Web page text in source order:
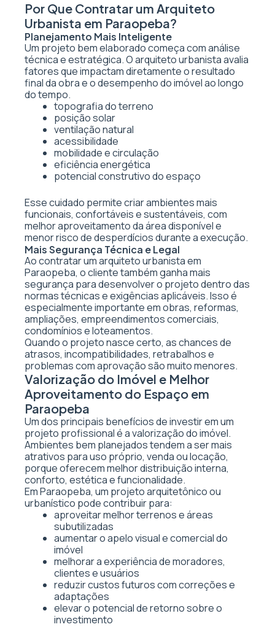
Por Que Contratar um Arquiteto
Urbanista em Paraopeba?
Planejamento Mais Inteligente
Um projeto bem elaborado começa com análise
técnica e estratégica. O arquiteto urbanista avalia
fatores que impactam diretamente o resultado
final da obra e o desempenho do imóvel ao longo
do tempo.
topografia do terreno
posição solar
ventilação natural
acessibilidade
mobilidade e circulação
eficiência energética
potencial construtivo do espaço
Esse cuidado permite criar ambientes mais
funcionais, confortáveis e sustentáveis, com
melhor aproveitamento da área disponível e
menor risco de desperdícios durante a execução.
Mais Segurança Técnica e Legal
Ao contratar um arquiteto urbanista em
Paraopeba, o cliente também ganha mais
segurança para desenvolver o projeto dentro das
normas técnicas e exigências aplicáveis. Isso é
especialmente importante em obras, reformas,
ampliações, empreendimentos comerciais,
condomínios e loteamentos.
Quando o projeto nasce certo, as chances de
atrasos, incompatibilidades, retrabalhos e
problemas com aprovação são muito menores.
Valorização do Imóvel e Melhor
Aproveitamento do Espaço em
Paraopeba
Um dos principais benefícios de investir em um
projeto profissional é a valorização do imóvel.
Ambientes bem planejados tendem a ser mais
atrativos para uso próprio, venda ou locação,
porque oferecem melhor distribuição interna,
conforto, estética e funcionalidade.
Em Paraopeba, um projeto arquitetônico ou
urbanístico pode contribuir para:
aproveitar melhor terrenos e áreas
subutilizadas
aumentar o apelo visual e comercial do
imóvel
melhorar a experiência de moradores,
clientes e usuários
reduzir custos futuros com correções e
adaptações
elevar o potencial de retorno sobre o
investimento